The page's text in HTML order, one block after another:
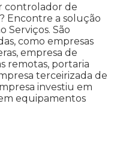
controlador de
Encontre a solução
Serviços. São
como empresas
empresa de
remotas, portaria
terceirizada de
investiu em
equipamentos